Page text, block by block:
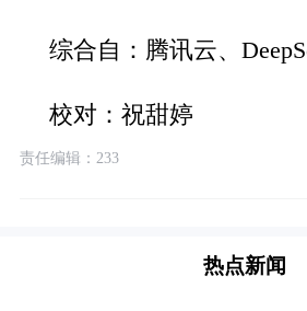
综合自：腾讯云、
校对：祝甜婷
责任编辑：233
热点新闻